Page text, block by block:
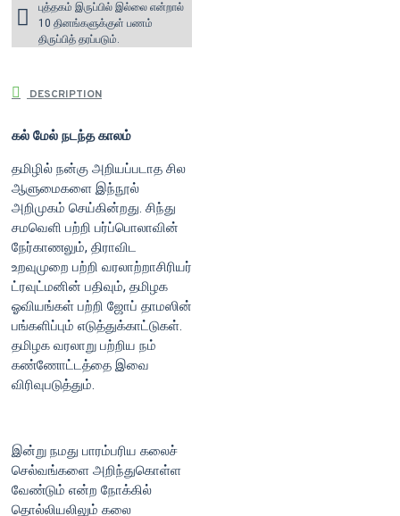
புத்தகம் இருப்பில் இல்லை என்றால்
10 தினங்களுக்குள் பணம்
திருப்பித் தரப்படும்.
DESCRIPTION
கல் மேல் நடந்த காலம்
தமிழில் நன்கு அறியப்படாத சில
ஆளுமைகளை இந்நூல்
அறிமுகம் செய்கின்றது. சிந்து
சமவெளி பற்றி பர்ப்பொலாவின்
நேர்காணலும், திராவிட
உறவுமுறை பற்றி வரலாற்றாசிரியர்
ட்ரவுட்மனின் பதிவும், தமிழக
ஓவியங்கள் பற்றி ஜோப் தாமஸின்
பங்களிப்பும் எடுத்துக்காட்டுகள்.
தமிழக வரலாறு பற்றிய நம்
கண்ணோட்டத்தை இவை
விரிவுபடுத்தும்.
இன்று நமது பாரம்பரிய கலைச்
செல்வங்களை அறிந்துகொள்ள
வேண்டும் என்ற நோக்கில்
தொல்லியலிலும் கலை